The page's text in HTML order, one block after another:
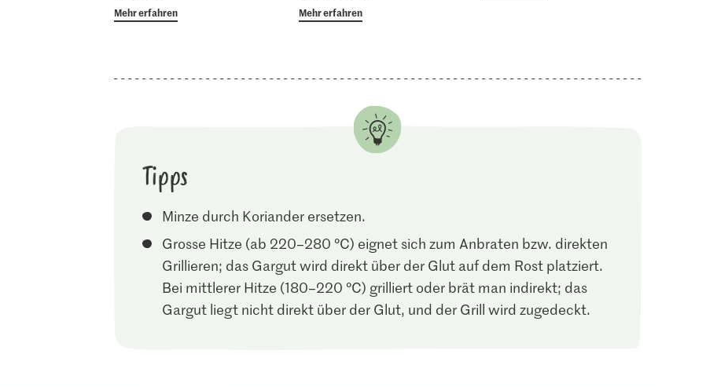
Mehr erfahren Mehr erfahren
Tipps
Minze durch Koriander ersetzen.
Grosse Hitze (ab 220–280 °C) eignet sich zum Anbraten bzw. direkten
Grillieren; das Gargut wird direkt über der Glut auf dem Rost platziert.
Bei mittlerer Hitze (180–220 °C) grilliert oder brät man indirekt; das
Gargut liegt nicht direkt über der Glut, und der Grill wird zugedeckt.